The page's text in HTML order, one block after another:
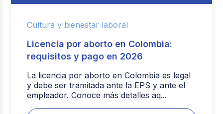
Cultura y bienestar laboral
Licencia por aborto en Colombia:
requisitos y pago en 2026
La licencia por aborto en Colombia es legal
y debe ser tramitada ante la EPS y ante el
empleador. Conoce más detalles aq...